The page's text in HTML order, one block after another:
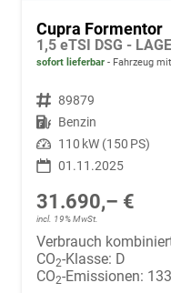
Cupra Formentor
1,5 eTSI DSG -
sofort lieferbar Fahrzeug
Fahrzeugnr. 89879
Kraftstoff Benzin
Leistung 110 kW (150 PS)
01.11.2025
31.690,– €
incl. 19% MwSt.
Verbrauch
CO2-Klasse: D
CO2-Emissionen: